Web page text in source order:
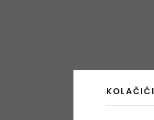
KOLAČIĆI